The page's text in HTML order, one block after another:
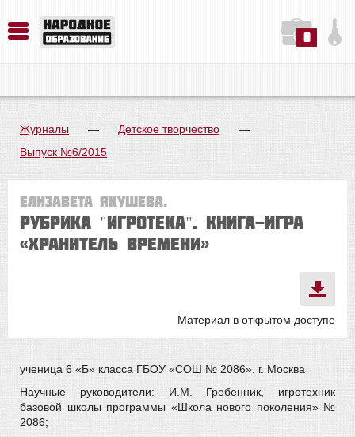
0
Журналы — Детское творчество
—
Выпуск №6/2015
Елизавета ЯКУШЕВА.
Рубрика "Игротека". КНИГА-ИГРА
«ХРАНИТЕЛЬ ВРЕМЕНИ»
Материал в открытом доступе
ученица 6 «Б» класса ГБОУ «СОШ № 2086», г. Москва
Научные руководители: И.М. Гребенник, игротехник
базовой школы программы «Школа нового поколения» №
2086;